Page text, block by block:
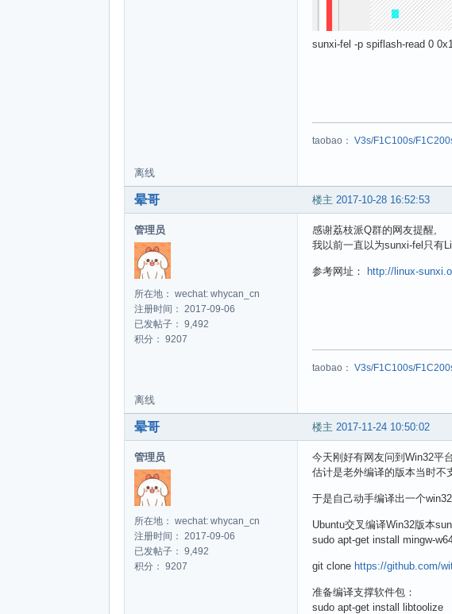
sunxi-fel -p spiflash-read 0
taobao： V3s/F1C100s/
离线
楼主 2017-10-28 16:52:53
晕哥
管理员
所在地： wechat: whycan_cn
注册时间： 2017-09-06
已发帖子： 9,492
积分： 9207
感谢荔枝派Q群的网友提醒,
我以前一直以为sunxi-fel只有
参考网址： http://linux-
taobao： V3s/F1C100s/
离线
楼主 2017-11-24 10:50:02
晕哥
管理员
所在地： wechat: whycan_cn
注册时间： 2017-09-06
已发帖子： 9,492
积分： 9207
今天刚好有网友问到Win32平
估计是老外编译的版本当时不
于是自己动手编译出一个
Ubuntu交叉编译Win32版本
sudo apt-get install mingw-
git clone https://github.com/
准备编译支撑软件包：
sudo apt-get install libtoolize